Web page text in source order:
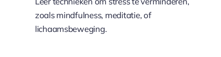
zoals mindfulness, meditatie, of
lichaamsbeweging.